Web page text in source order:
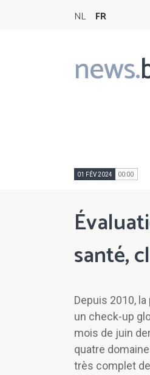
NL FR
news.
Main
navigation
01 FÉV 2024 00:00
santé,
Depuis 2010,
un check-up
mois de juin
quatre
très complet